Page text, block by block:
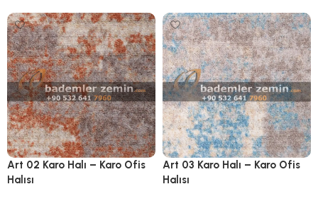
Art 02 Karo Halı – Karo Ofis
Halısı
Art 03 Karo Halı – Karo Ofis
Halısı